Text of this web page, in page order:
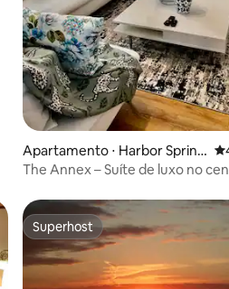
Apartamento ⋅ Harbor Spring
s
The Annex – Suíte de luxo no
Superhost
Superhost